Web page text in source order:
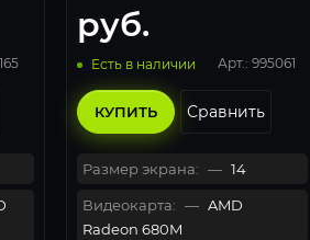
руб.
Есть в наличии Арт.: 995061
КУПИТЬ Сравнить
Размер экрана: — 14
Видеокарта: — AMD
Radeon 680M